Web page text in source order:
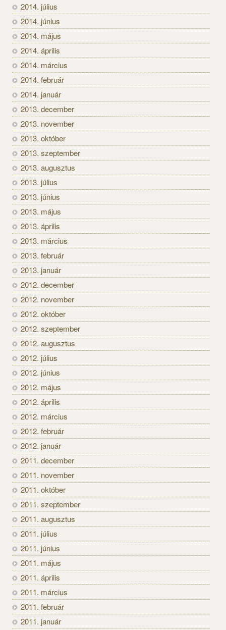
2014. július
2014. június
2014. május
2014. április
2014. március
2014. február
2014. január
2013. december
2013. november
2013. október
2013. szeptember
2013. augusztus
2013. július
2013. június
2013. május
2013. április
2013. március
2013. február
2013. január
2012. december
2012. november
2012. október
2012. szeptember
2012. augusztus
2012. július
2012. június
2012. május
2012. április
2012. március
2012. február
2012. január
2011. december
2011. november
2011. október
2011. szeptember
2011. augusztus
2011. július
2011. június
2011. május
2011. április
2011. március
2011. február
2011. január